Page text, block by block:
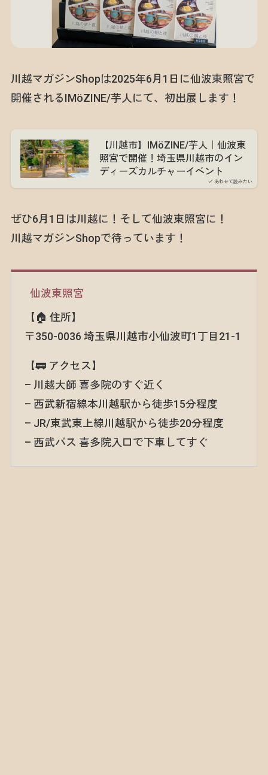
川越マガジンShopは2025年6月1日に仙波東照宮で
開催されるIMöZINE/芋人にて、初出展します！
あわせて読みたい
【川越市】IMöZINE/芋人｜仙波東
照宮で開催！埼玉県川越市のイン
ディーズカルチャーイベント
ぜひ6月1日は川越に！そして仙波東照宮に！
川越マガジンShopで待っています！
仙波東照宮
【🏠 住所】
〒350-0036 埼玉県川越市小仙波町1丁目21-1
【🚃 アクセス】
– 川越大師 喜多院のすぐ近く
– 西武新宿線本川越駅から徒歩15分程度
– JR/東武東上線川越駅から徒歩20分程度
– 西武バス 喜多院入口で下車してすぐ